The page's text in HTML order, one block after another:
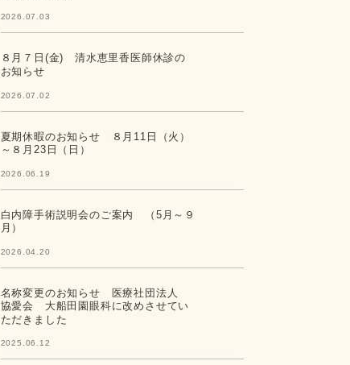
2026.07.03
８月７日(金) 清水恵里香医師休診の
お知らせ
2026.07.02
夏期休暇のお知らせ ８月11日（火）
～８月23日（日）
2026.06.19
白内障手術説明会のご案内 （5月～９
月）
2026.04.20
名称変更のお知らせ 医療社団法人
協愛会 大船田園眼科に改めさせてい
ただきました
2025.06.12